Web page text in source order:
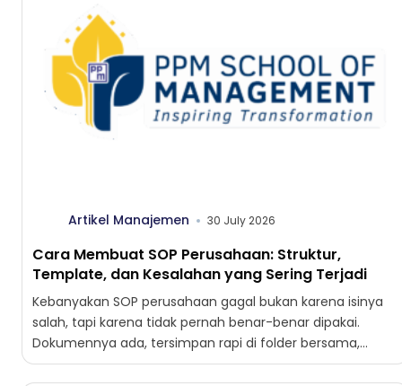
Artikel Manajemen 30 July 2026
Cara Membuat SOP Perusahaan: Struktur,
Template, dan Kesalahan yang Sering Terjadi
Kebanyakan SOP perusahaan gagal bukan karena isinya
salah, tapi karena tidak pernah benar-benar dipakai.
Dokumennya ada, tersimpan rapi di folder bersama,
lengkap dengan tanda tangan...